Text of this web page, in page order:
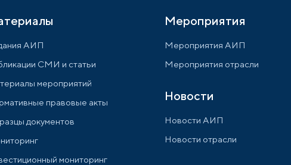
АИП
СМИ и статьи
мероприятий
правовые акты
документов
мониторинг
Мероприятия
Мероприятия АИП
Мероприятия отрасли
Новости
Новости АИП
Новости отрасли